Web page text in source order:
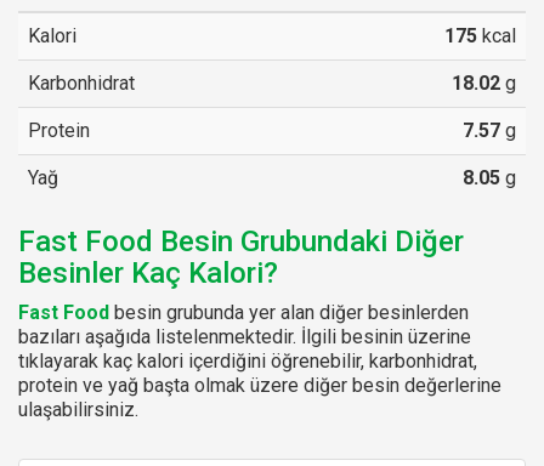
Kalori 175 kcal
Karbonhidrat 18.02 g
Protein 7.57 g
Yağ 8.05 g
Fast Food Besin Grubundaki Diğer
Besinler Kaç Kalori?
Fast Food besin grubunda yer alan diğer besinlerden
bazıları aşağıda listelenmektedir. İlgili besinin üzerine
tıklayarak kaç kalori içerdiğini öğrenebilir, karbonhidrat,
protein ve yağ başta olmak üzere diğer besin değerlerine
ulaşabilirsiniz.